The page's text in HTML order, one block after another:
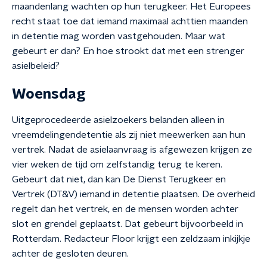
maandenlang wachten op hun terugkeer. Het Europees
recht staat toe dat iemand maximaal achttien maanden
in detentie mag worden vastgehouden. Maar wat
gebeurt er dan? En hoe strookt dat met een strenger
asielbeleid?
Woensdag
Uitgeprocedeerde asielzoekers belanden alleen in
vreemdelingendetentie als zij niet meewerken aan hun
vertrek. Nadat de asielaanvraag is afgewezen krijgen ze
vier weken de tijd om zelfstandig terug te keren.
Gebeurt dat niet, dan kan De Dienst Terugkeer en
Vertrek (DT&V) iemand in detentie plaatsen. De overheid
regelt dan het vertrek, en de mensen worden achter
slot en grendel geplaatst. Dat gebeurt bijvoorbeeld in
Rotterdam. Redacteur Floor krijgt een zeldzaam inkijkje
achter de gesloten deuren.